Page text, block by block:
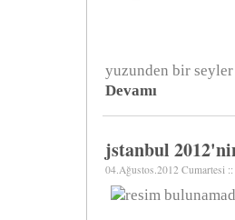
yuzunden bir
Devamı
jstanbul
04.Ağustos.2012 Cumartesi